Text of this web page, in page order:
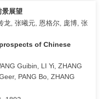
景展望
龙, 张曦元, 恩格尔, 庞博, 张
of Chinese
Guibin, LI Yi, ZHANG
PANG Bo, ZHANG